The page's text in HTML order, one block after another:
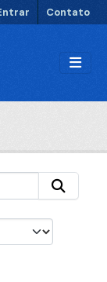
Contato